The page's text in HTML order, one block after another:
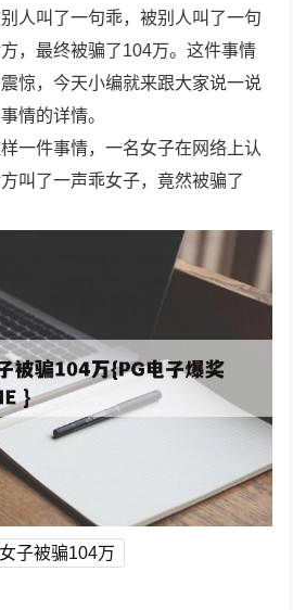
人叫了一句乖，被别人叫了一句
，最终被骗了104万。这件事情
惊，今天小编就来跟大家说一说
情的详情。
一件事情，一名女子在网络上认
叫了一声乖女子，竟然被骗了
子被骗104万